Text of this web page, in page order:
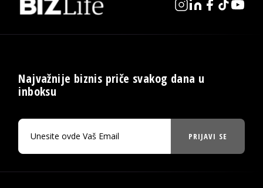
Najvažnije biznis priče svakog dana u
inboksu
PRIJAVI SE